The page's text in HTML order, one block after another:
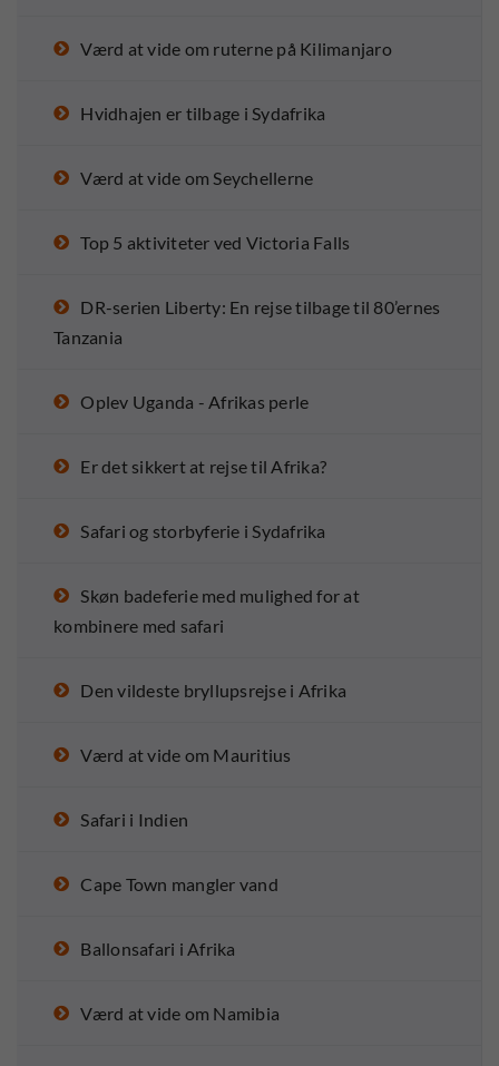
Værd at vide om ruterne på Kilimanjaro
Hvidhajen er tilbage i Sydafrika
Værd at vide om Seychellerne
Top 5 aktiviteter ved Victoria Falls
DR-serien Liberty: En rejse tilbage til 80’ernes
Tanzania
Oplev Uganda - Afrikas perle
Er det sikkert at rejse til Afrika?
Safari og storbyferie i Sydafrika
Skøn badeferie med mulighed for at
kombinere med safari
Den vildeste bryllupsrejse i Afrika
Værd at vide om Mauritius
Safari i Indien
Cape Town mangler vand
Ballonsafari i Afrika
Værd at vide om Namibia